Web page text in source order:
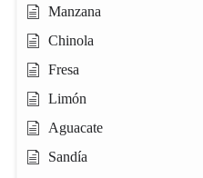
Manzana
Chinola
Fresa
Limón
Aguacate
Sandía